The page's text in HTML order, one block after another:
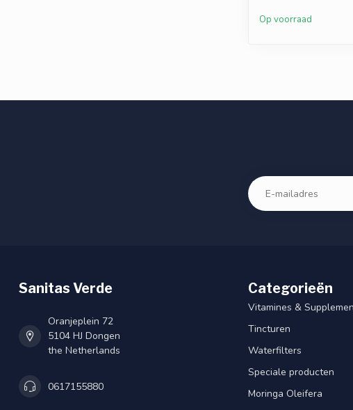
Op voorraad
Sanitas Verde
Oranjeplein 72
5104 HJ Dongen
the Netherlands
0617155880
Categorieën
Vitamines &
Tincturen
Waterfilters
Speciale producten
Moringa Oleifera